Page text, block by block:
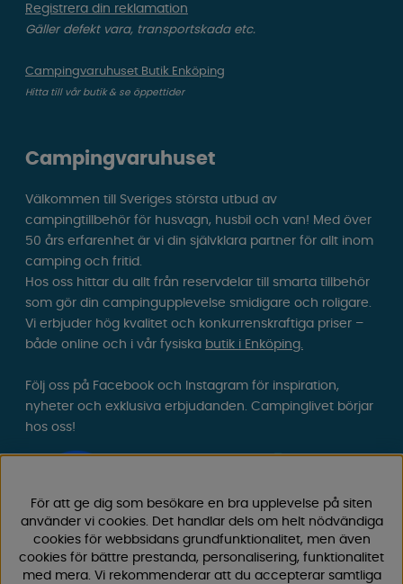
Registrera din reklamation
Gäller defekt vara, transportskada etc.
Campingvaruhuset Butik Enköping
Hitta till vår butik & se öppettider
Campingvaruhuset
Välkommen till Sveriges största utbud av
campingtillbehör för husvagn, husbil och van! Med över
50 års erfarenhet är vi din självklara partner för allt inom
camping och fritid.
Hos oss hittar du allt från reservdelar till smarta tillbehör
som gör din campingupplevelse smidigare och roligare.
Vi erbjuder hög kvalitet och konkurrenskraftiga priser –
både online och i vår fysiska butik i Enköping.
Följ oss på Facebook och Instagram för inspiration,
nyheter och exklusiva erbjudanden. Campinglivet börjar
hos oss!
För att ge dig som besökare en bra upplevelse på siten
använder vi cookies. Det handlar dels om helt nödvändiga
cookies för webbsidans grundfunktionalitet, men även
cookies för bättre prestanda, personalisering, funktionalitet
med mera. Vi rekommenderar att du accepterar samtliga